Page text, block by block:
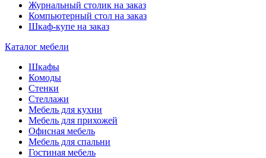
Журнальный столик на заказ
Компьютерный стол на заказ
Шкаф-купе на заказ
Каталог мебели
Шкафы
Комоды
Стенки
Стеллажи
Мебель для кухни
Мебель для прихожей
Офисная мебель
Мебель для спальни
Гостиная мебель